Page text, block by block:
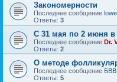
Закономерности
Последнее сообщение
Ответы: 3
С 31 мая по 2 июня в
Последнее сообщение Dr.
Ответы: 2
О методе
Последнее сообщение БВВ
Ответы: 5